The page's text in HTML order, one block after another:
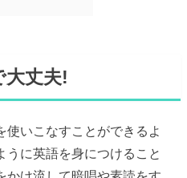
大丈夫!
使いこなすことができるよ
うに英語を身につけること